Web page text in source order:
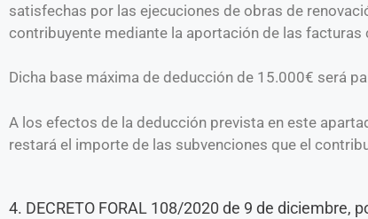
satisfechas por las ejecuciones de obras de
contribuyente mediante la aportación de las facturas
Dicha base máxima de deducción de 15.000€ será
A los efectos de la deducción prevista en este
restará el importe de las subvenciones que el
4. DECRETO FORAL 108/2020 de 9 de